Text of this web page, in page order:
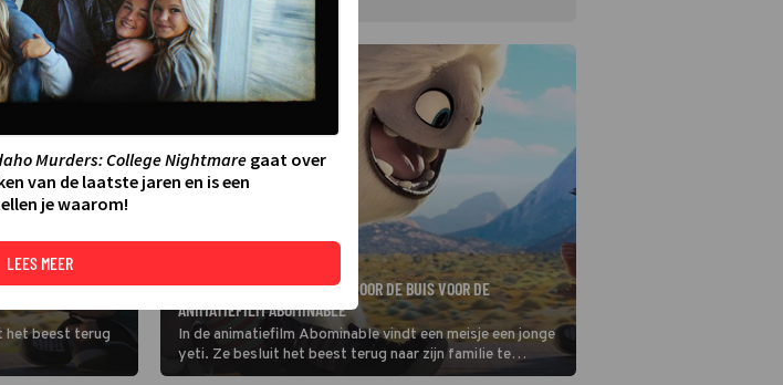
het beest terug
KRUIP MET HET HELE GEZIN VOOR DE BUIS VOOR DE
ANIMATIEFILM ABOMINABLE
In de animatiefilm Abominable vindt een meisje een jonge
yeti. Ze besluit het beest terug naar zijn familie te
brengen.
Murders: College Nightmaregaat over
van de laatste jaren en is een
je waarom!
LEES MEER